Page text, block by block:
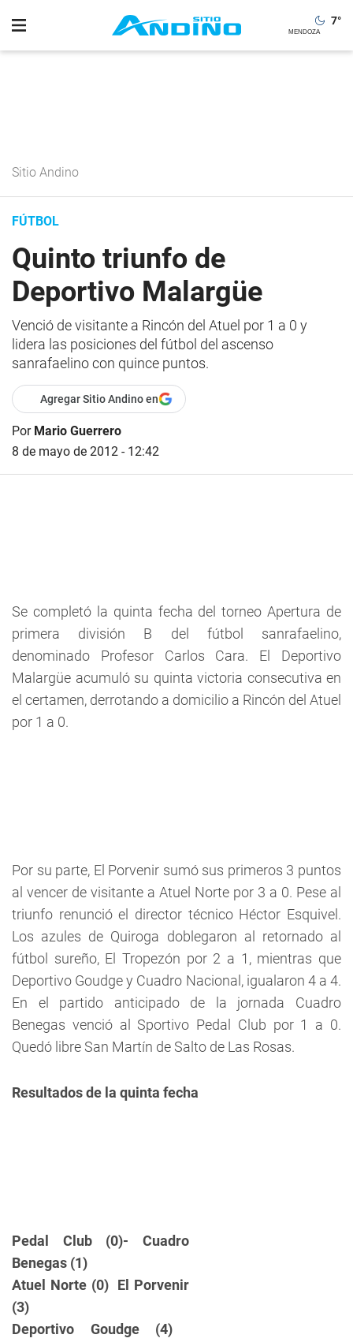
7°
Sitio Andino
FÚTBOL
Quinto triunfo de
Deportivo Malargüe
Venció de visitante a Rincón del Atuel por 1 a 0 y
lidera las posiciones del fútbol del ascenso
sanrafaelino con quince puntos.
Agregar Sitio Andino en
Por Mario Guerrero
8 de mayo de 2012 - 12:42
Se completó la quinta fecha del torneo Apertura de
primera división B del fútbol sanrafaelino,
denominado Profesor Carlos Cara. El Deportivo
Malargüe acumuló su quinta victoria consecutiva en
el certamen, derrotando a domicilio a Rincón del Atuel
por 1 a 0.
Por su parte, El Porvenir sumó sus primeros 3 puntos
al vencer de visitante a Atuel Norte por 3 a 0. Pese al
triunfo renunció el director técnico Héctor Esquivel.
Los azules de Quiroga doblegaron al retornado al
fútbol sureño, El Tropezón por 2 a 1, mientras que
Deportivo Goudge y Cuadro Nacional, igualaron 4 a 4.
En el partido anticipado de la jornada Cuadro
Benegas venció al Sportivo Pedal Club por 1 a 0.
Quedó libre San Martín de Salto de Las Rosas.
Resultados de la quinta fecha
Pedal Club (0)- Cuadro
Benegas (1)
Atuel Norte (0)  El Porvenir
(3)
Deportivo Goudge (4) 